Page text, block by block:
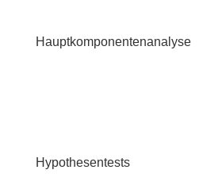
Hauptkomponentenanalyse
Hypothesentests